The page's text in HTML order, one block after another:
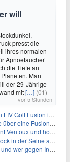
will
presst die
ihres normalen
Apnoetaucher
die Tiefe an
Man
der 29-Jährige
mit[…] (01)
vor 5 Stunden
sich wandelnden Sportumfeld
bekräftigt die Wettbewerbslandschaft
und holt Tour-Gelb
Seine ausgebremst
gegen Infantino?